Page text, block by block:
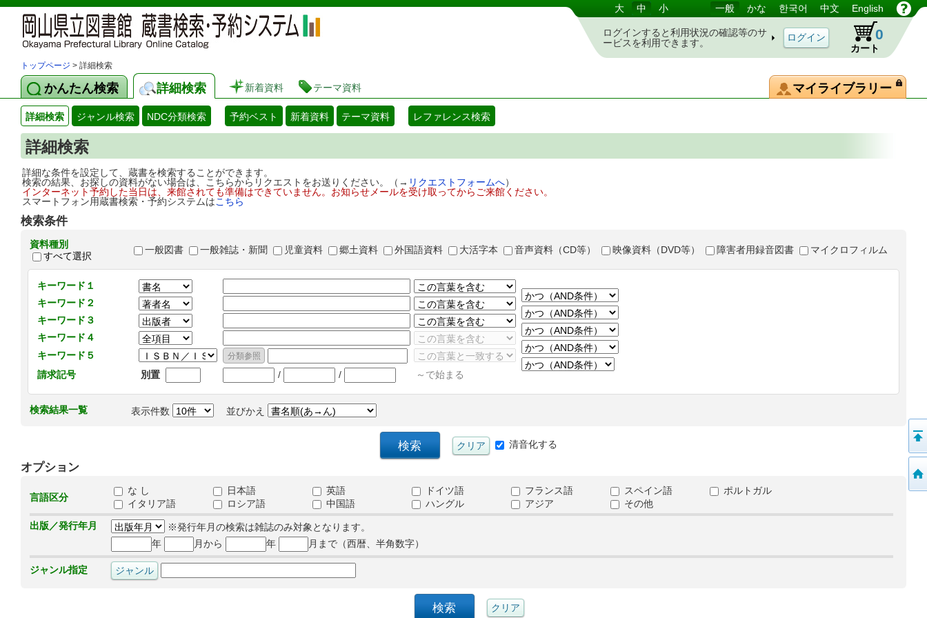
岡山県立図書館 蔵書検索・予約システム 大 中 小 一般 かな 한국어 中文 English
ログインすると利用状況の確認等のサ
ービスを利用できます。
カート
0
トップページ > 詳細検索
かんたん検索 詳細検索 新着資料 テーマ資料 マイライブラリー
詳細検索 ジャンル検索 NDC分類検索 予約ベスト 新着資料 テーマ資料 レファレンス検索
詳細検索
詳細な条件を設定して、蔵書を検索することができます。
検索の結果、お探しの資料がない場合は、こちらからリクエストをお送りください。（→ リクエストフォームへ）
インターネット予約した当日は、来館されても準備はできていません。お知らせメールを受け取ってからご来館ください。
スマートフォン用蔵書検索・予約システムはこちら
検索条件
資料種別
すべて選択
一般図書 一般雑誌・新聞 児童資料 郷土資料 外国語資料 大活字本 音声資料（CD等） 映像資料（DVD等） 障害者用録音図書 マイクロフィルム
キーワード１
キーワード２
キーワード３
キーワード４
キーワード５
請求記号
別置 / / ～で始まる
検索結果一覧 表示件数 並びかえ
清音化する
オプション
言語区分
な し 日本語 英語 ドイツ語 フランス語 スペイン語
ポルトガル
イタリア語
ロシア語 中国語 ハングル アジア
その他
出版／発行年月
※発行年月の検索は雑誌のみ対象となります。
年
月から 年 月まで（西暦、半角数字）
ジャンル指定